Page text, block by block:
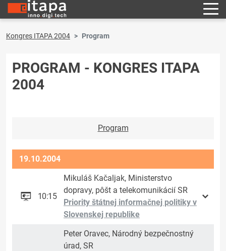
Kongres ITAPA 2004 Program
PROGRAM - KONGRES ITAPA
2004
Program
19.10.2004
10:15
Mikuláš Kačaljak, Ministerstvo
dopravy, pôšt a telekomunikácií SR
Priority štátnej informačnej politiky v
Slovenskej republike
Peter Oravec, Národný bezpečnostný
úrad, SR